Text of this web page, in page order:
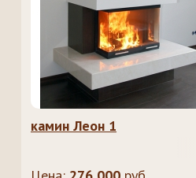
камин Леон 1